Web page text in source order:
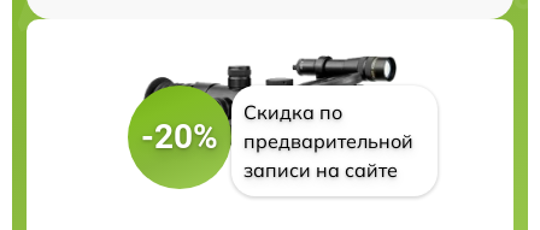
-20%
Скидка по
предварительной
записи на сайте